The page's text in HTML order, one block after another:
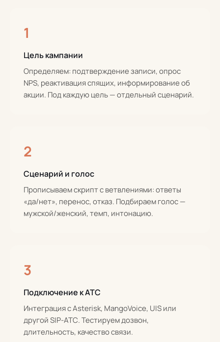
1
Цель кампании
Определяем: подтверждение записи, опрос
NPS, реактивация спящих, информирование об
акции. Под каждую цель — отдельный сценарий.
2
Сценарий и голос
Прописываем скрипт с ветвлениями: ответы
«да/нет», перенос, отказ. Подбираем голос —
мужской/женский, темп, интонацию.
3
Подключение к АТС
Интеграция с Asterisk, MangoVoice, UIS или
другой SIP-АТС. Тестируем дозвон,
длительность, качество связи.